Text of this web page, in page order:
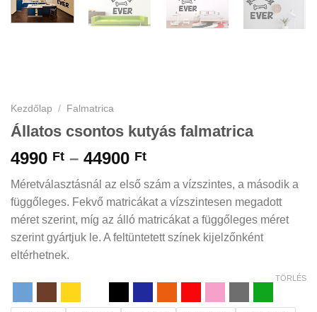
Kezdőlap / Falmatrica
Állatos csontos kutyás falmatrica
4990 Ft – 44900 FtÁrtartomány:
4990 Ft
-
44900 Ft
Méretválasztásnál az első szám a vízszintes, a második a
függőleges. Fekvő matricákat a vízszintesen megadott
méret szerint, míg az álló matricákat a függőleges méret
szerint gyártjuk le. A feltüntetett színek kijelzőnként
eltérhetnek.
TÖRLÉS